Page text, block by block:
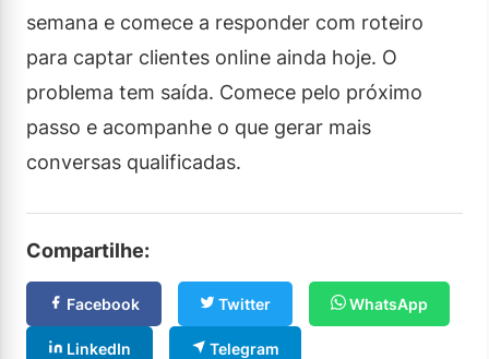
semana e comece a responder com roteiro
para captar clientes online ainda hoje. O
problema tem saída. Comece pelo próximo
passo e acompanhe o que gerar mais
conversas qualificadas.
Compartilhe:
Facebook Twitter WhatsApp
LinkedIn Telegram